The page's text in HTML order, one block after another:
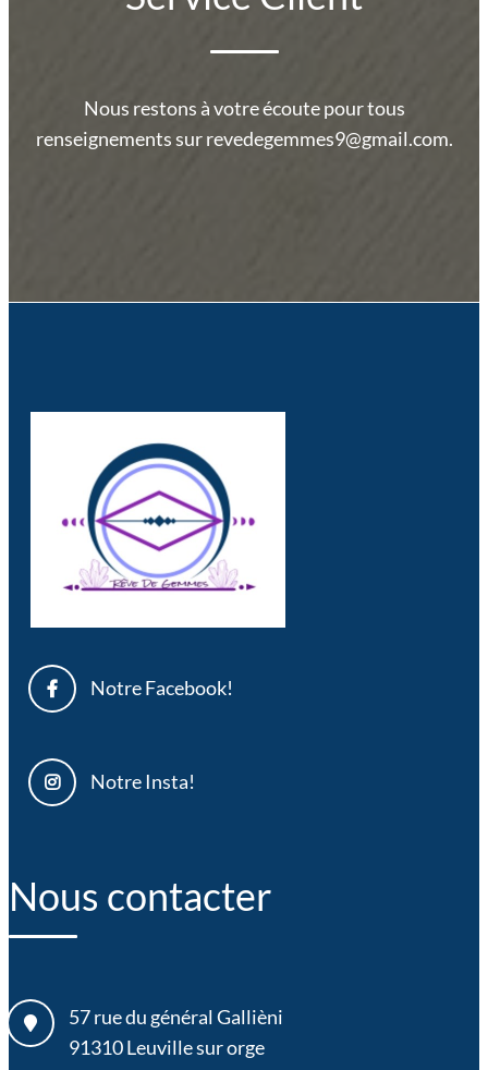
Nous restons à votre écoute pour tous
renseignements sur revedegemmes9@gmail.com.
Notre Facebook!
Notre Insta!
Nous contacter
57 rue du général Gallièni
91310Leuville sur orge